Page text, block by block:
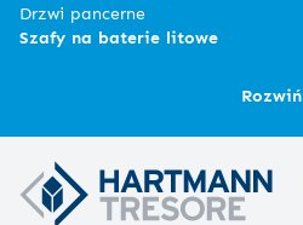
Drzwi pancerne
Szafy na baterie litowe
Rozwiń